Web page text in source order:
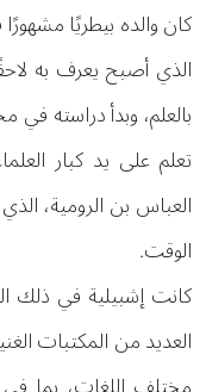
كان والده بيطريًا
الذي أصبح يعرف به
بالعلم، وبدأ دراسته
تعلم على يد كبار
العباس بن الرومية،
الوقت.
كانت إشبيلية في ذلك
العديد من المكتبات